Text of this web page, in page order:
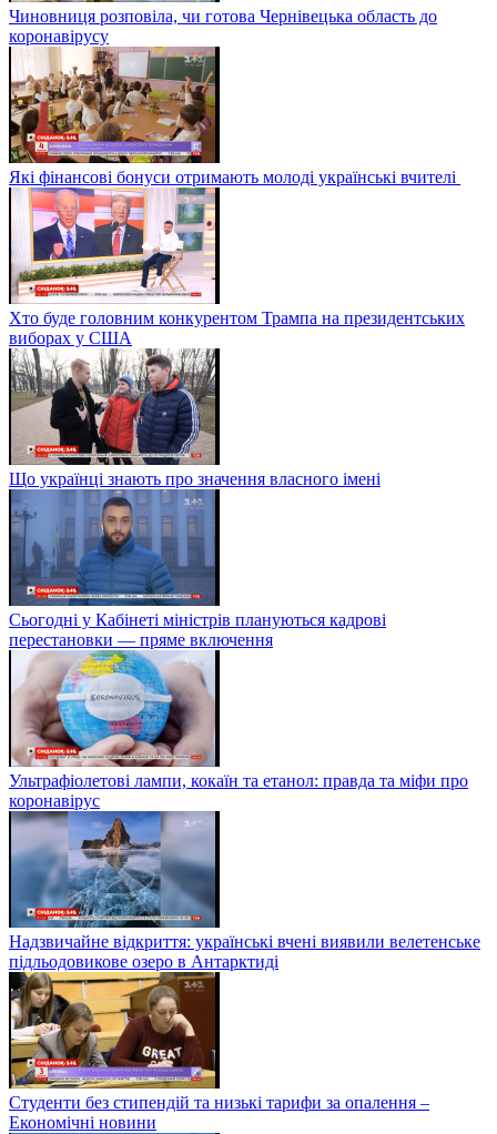
Чиновниця розповіла, чи готова Чернівецька область до
коронавірусу
Які фінансові бонуси отримають молоді українські вчителі
Хто буде головним конкурентом Трампа на президентських
виборах у США
Що українці знають про значення власного імені
Сьогодні у Кабінеті міністрів плануються кадрові
перестановки — пряме включення
Ультрафіолетові лампи, кокаїн та етанол: правда та міфи про
коронавірус
Надзвичайне відкриття: українські вчені виявили велетенське
підльодовикове озеро в Антарктиді
Студенти без стипендій та низькі тарифи за опалення –
Економічні новини